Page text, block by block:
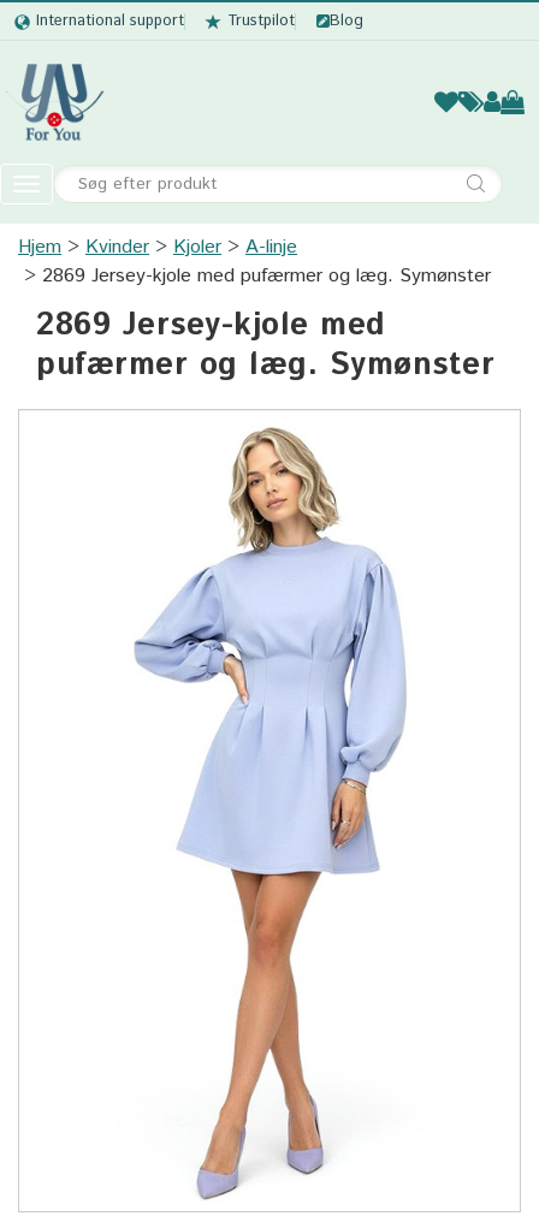
International support Trustpilot Blog
Kvinder
Toggle
navigation
Kvinder
Børn
Hjem Kvinder Kjoler
A-linje
2869 Jersey-kjole med pufærmer og læg. Symønster
2869 Jersey-kjole med
pufærmer og læg. Symønster